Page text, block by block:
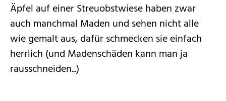
Äpfel auf einer Streuobstwiese haben zwar
auch manchmal Maden und sehen nicht alle
wie gemalt aus, dafür schmecken sie einfach
herrlich (und Madenschäden kann man ja
rausschneiden...)